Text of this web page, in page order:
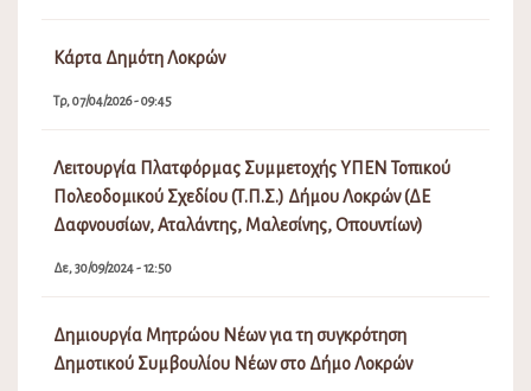
Κάρτα Δημότη Λοκρών
Τρ, 07/04/2026 - 09:45
Λειτουργία Πλατφόρμας Συμμετοχής ΥΠΕΝ Τοπικού
Πολεοδομικού Σχεδίου (Τ.Π.Σ.) Δήμου Λοκρών (ΔΕ
Δαφνουσίων, Αταλάντης, Μαλεσίνης, Οπουντίων)
Δε, 30/09/2024 - 12:50
Δημιουργία Μητρώου Νέων για τη συγκρότηση
Δημοτικού Συμβουλίου Νέων στο Δήμο Λοκρών